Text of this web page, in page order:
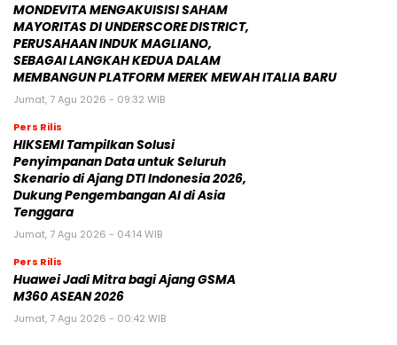
MONDEVITA MENGAKUISISI SAHAM
MAYORITAS DI UNDERSCORE DISTRICT,
PERUSAHAAN INDUK MAGLIANO,
SEBAGAI LANGKAH KEDUA DALAM
MEMBANGUN PLATFORM MEREK MEWAH ITALIA BARU
Jumat, 7 Agu 2026 - 09:32 WIB
Pers Rilis
HIKSEMI Tampilkan Solusi
Penyimpanan Data untuk Seluruh
Skenario di Ajang DTI Indonesia 2026,
Dukung Pengembangan AI di Asia
Tenggara
Jumat, 7 Agu 2026 - 04:14 WIB
Pers Rilis
Huawei Jadi Mitra bagi Ajang GSMA
M360 ASEAN 2026
Jumat, 7 Agu 2026 - 00:42 WIB